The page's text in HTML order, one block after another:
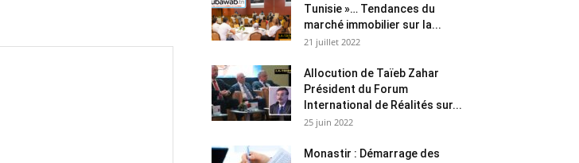
Tunisie »… Tendances du
marché immobilier sur la...
21 juillet 2022
Allocution de Taïeb Zahar
Président du Forum
International de Réalités sur...
25 juin 2022
Monastir : Démarrage des